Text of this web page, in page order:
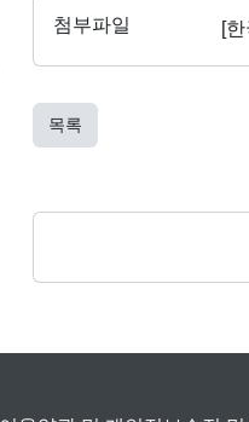
첨부파일 [
목록